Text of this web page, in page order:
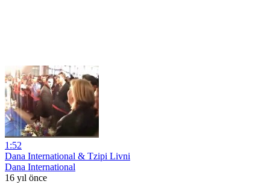
1:52
Dana International & Tzipi Livni
Dana International
16 yıl önce